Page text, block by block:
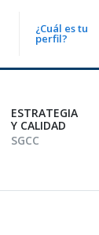
¿Cuál es tu
perfil?
ESTRATEGIA
Y CALIDAD
SGCC